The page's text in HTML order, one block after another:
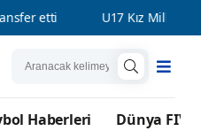
U17 Kız Milli Takımımız,
Haberleri Dünya